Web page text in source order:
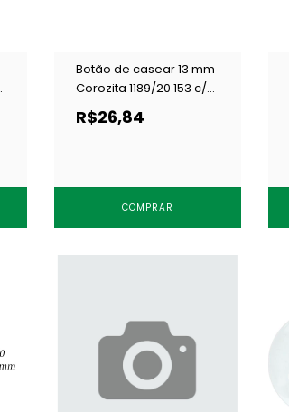
Botão de casear 13 mm
Corozita 1189/20 153 c/
144 un
R$26,84
COMPRAR